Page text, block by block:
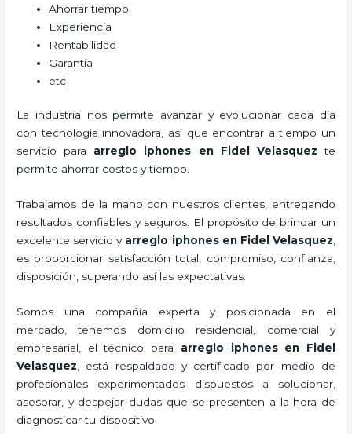
Ahorrar tiempo
Experiencia
Rentabilidad
Garantía
etc|
La industria nos permite avanzar y evolucionar cada día
con tecnología innovadora, así que encontrar a tiempo un
servicio para arreglo iphones en Fidel Velasquez te
permite ahorrar costos y tiempo.
Trabajamos de la mano con nuestros clientes, entregando
resultados confiables y seguros. El propósito de brindar un
excelente servicio y arreglo iphonesen Fidel Velasquez
es proporcionar satisfacción total, compromiso, confianza,
disposición, superando así las expectativas.
Somos una compañía experta y posicionada en el
mercado, tenemos domicilio residencial, comercial y
empresarial, el técnico para arreglo iphonesen Fidel
Velasquez , está respaldado y certificado por medio de
profesionales experimentados dispuestos a solucionar,
asesorar, y despejar dudas que se presenten a la hora de
diagnosticar tu dispositivo.